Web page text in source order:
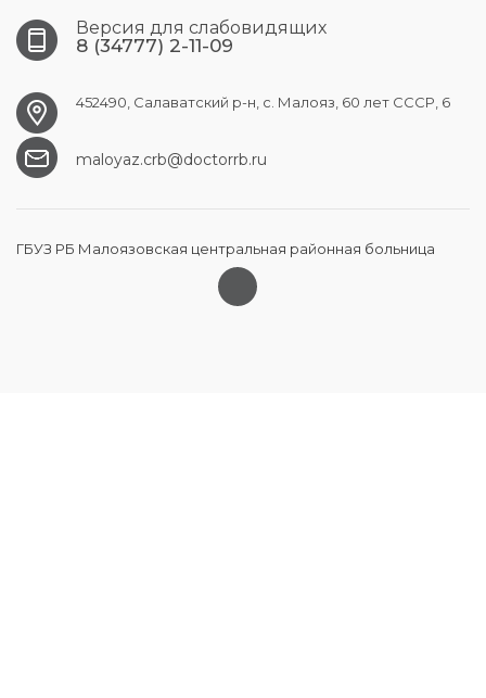
Версия для слабовидящих
8 (34777) 2-11-09
452490, Салаватский р-н, с. Малояз, 60 лет СССР, 6
maloyaz.crb@doctorrb.ru
ГБУЗ РБ Малоязовская центральная районная больница